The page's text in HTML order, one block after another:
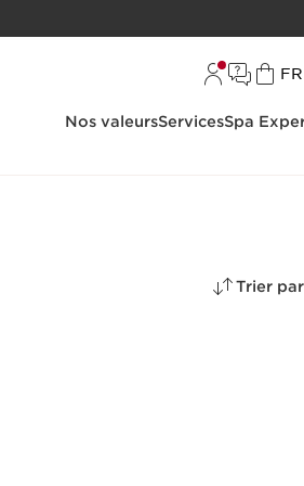
FR
Nos valeursServicesSpa
Trier par